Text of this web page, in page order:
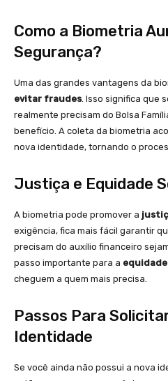
Como a Biometria
Segurança?
Uma das grandes vantagens da
evitar fraudes. Isso significa que
realmente precisam do Bolsa
benefício. A coleta da biometria
nova identidade, tornando o
Justiça e Equidade
A biometria pode promover a
exigência, fica mais fácil garantir
precisam do auxílio financeiro
passo importante para a equidade
cheguem a quem mais precisa.
Passos Para
Identidade
Se você ainda não possui a nova